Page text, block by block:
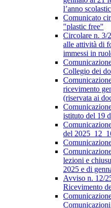
l’anno
Comunicato
"plastic free"
Circolare n. 3/
alle attività di
immessi in
Collegio dei
ricevimento
(riservata ai
istituto del 19
del
lezioni e
2025 e di
Avviso n. 12/
Ricevimento